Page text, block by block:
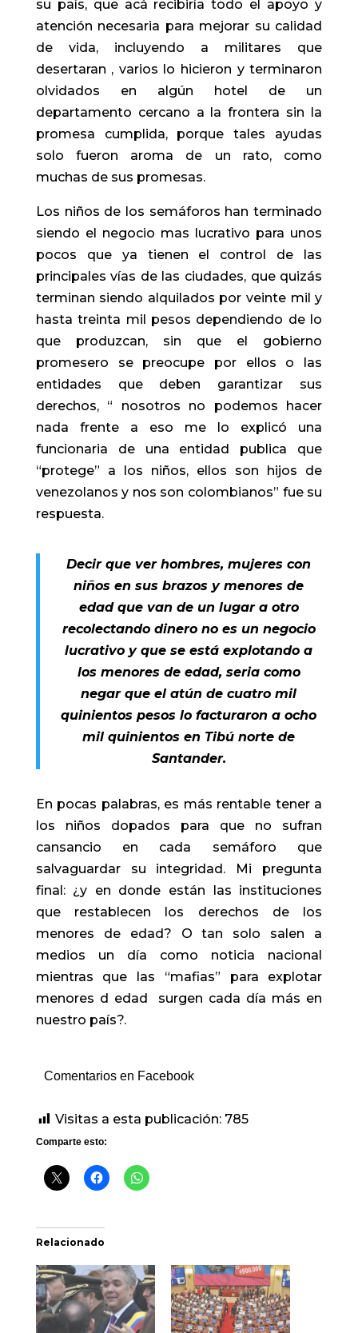
su país, que acá recibiría todo el apoyo y
atención necesaria para mejorar su calidad
de vida, incluyendo a militares que
desertaran , varios lo hicieron y terminaron
olvidados en algún hotel de un
departamento cercano a la frontera sin la
promesa cumplida, porque tales ayudas
solo fueron aroma de un rato, como
muchas de sus promesas.
Los niños de los semáforos han terminado
siendo el negocio mas lucrativo para unos
pocos que ya tienen el control de las
principales vías de las ciudades, que quizás
terminan siendo alquilados por veinte mil y
hasta treinta mil pesos dependiendo de lo
que produzcan, sin que el gobierno
promesero se preocupe por ellos o las
entidades que deben garantizar sus
derechos, “ nosotros no podemos hacer
nada frente a eso me lo explicó una
funcionaria de una entidad publica que
“protege” a los niños, ellos son hijos de
venezolanos y nos son colombianos” fue su
respuesta.
Decir que ver hombres, mujeres con
niños en sus brazos y menores de
edad que van de un lugar a otro
recolectando dinero no es un negocio
lucrativo y que se está explotando a
los menores de edad, seria como
negar que el atún de cuatro mil
quinientos pesos lo facturaron a ocho
mil quinientos en Tibú norte de
Santander.
En pocas palabras, es más rentable tener a
los niños dopados para que no sufran
cansancio en cada semáforo que
salvaguardar su integridad. Mi pregunta
final: ¿y en donde están las instituciones
que restablecen los derechos de los
menores de edad? O tan solo salen a
medios un día como noticia nacional
mientras que las “mafias” para explotar
menores d edad surgen cada día más en
nuestro país?.
Comentarios en Facebook
Visitas a esta publicación: 785
Comparte esto:
Relacionado